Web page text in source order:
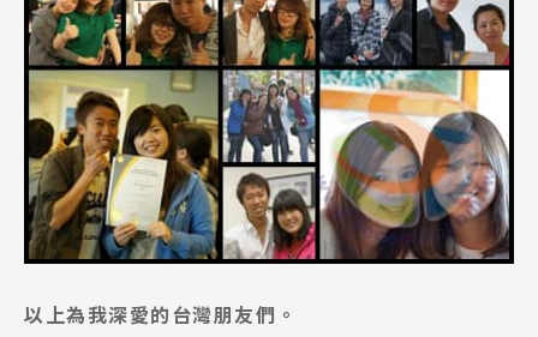
以上為我深愛的台灣朋友們。